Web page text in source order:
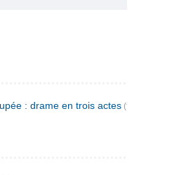
: drame en trois actes (fransk)